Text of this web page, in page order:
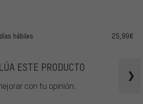
hábiles 25,99€
ESTE PRODUCTO
con tu opinión.